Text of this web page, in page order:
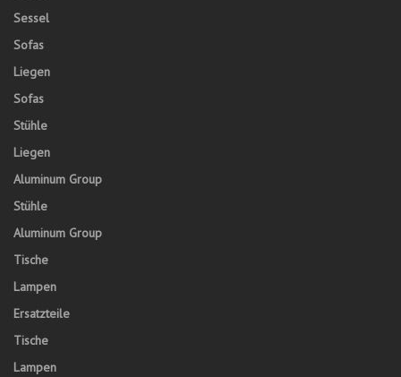
Sessel
Sofas
Liegen
Sofas
Stühle
Liegen
Aluminum Group
Stühle
Aluminum Group
Tische
Lampen
Ersatzteile
Tische
Lampen